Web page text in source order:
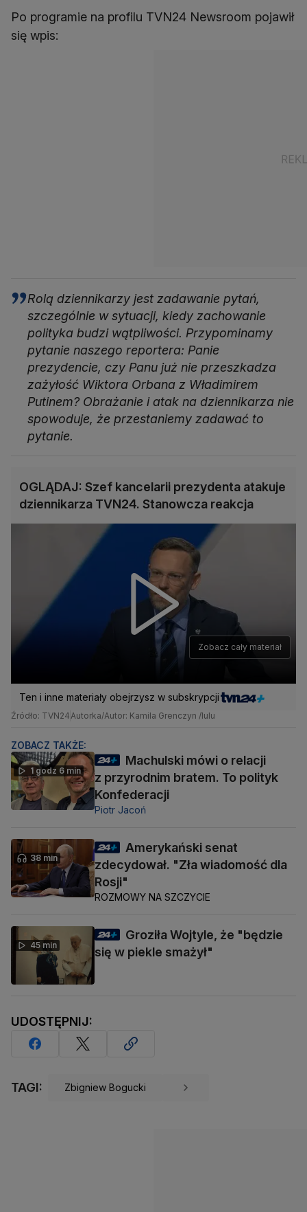
Po programie na profilu TVN24 Newsroom pojawił
się wpis:
Rolą dziennikarzy jest zadawanie pytań,
szczególnie w sytuacji, kiedy zachowanie
polityka budzi wątpliwości. Przypominamy
pytanie naszego reportera: Panie
prezydencie, czy Panu już nie przeszkadza
zażyłość Wiktora Orbana z Władimirem
Putinem? Obrażanie i atak na dziennikarza nie
spowoduje, że przestaniemy zadawać to
pytanie.
OGLĄDAJ: Szef kancelarii prezydenta atakuje
dziennikarza TVN24. Stanowcza reakcja
Zobacz cały materiał
Ten i inne materiały obejrzysz w subskrypcji
Źródło: TVN24Autorka/Autor: Kamila Grenczyn /lulu
ZOBACZ TAKŻE:
1 godz 6 min
Machulski mówi o relacji
z przyrodnim bratem. To polityk
Konfederacji
Piotr Jacoń
38 min
Amerykański senat
zdecydował. "Zła wiadomość dla
Rosji"
ROZMOWY NA SZCZYCIE
45 min
Groziła Wojtyle, że "będzie
się w piekle smażył"
UDOSTĘPNIJ:
TAGI: Zbigniew Bogucki